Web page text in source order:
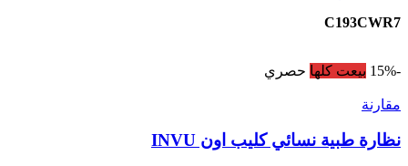
C193CWR7
-15% بيعت كلها حصري
مقارنة
نظارة طبية نسائي كليب اون INVU